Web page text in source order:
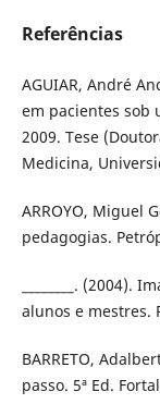
Referências
AGUIAR, André
em pacientes sob
2009. Tese
Medicina,
ARROYO, Miguel
pedagogias.
________.
alunos e mestres.
BARRETO,
passo. 5ª Ed.